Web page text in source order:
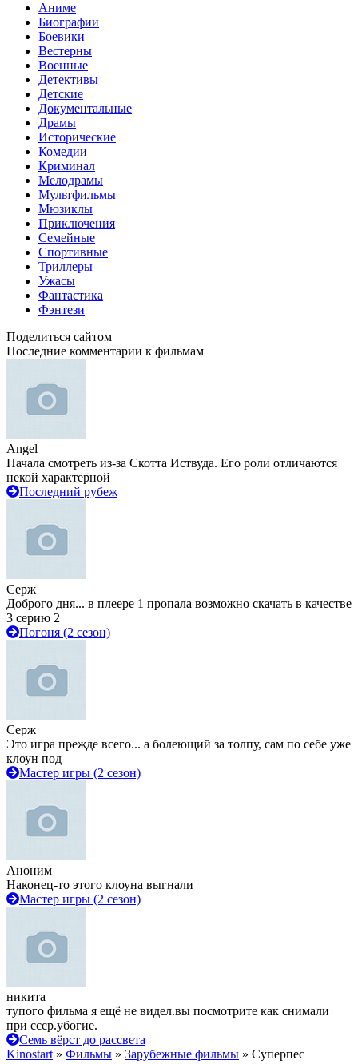
Аниме
Биографии
Боевики
Вестерны
Военные
Детективы
Детские
Документальные
Драмы
Исторические
Комедии
Криминал
Мелодрамы
Мультфильмы
Мюзиклы
Приключения
Семейные
Спортивные
Триллеры
Ужасы
Фантастика
Фэнтези
Поделиться сайтом
Последние комментарии к фильмам
Angel
Начала смотреть из-за Скотта Иствуда. Его роли отличаются
некой характерной
Последний рубеж
Серж
Доброго дня... в плеере 1 пропала возможно скачать в качестве
3 серию 2
Погоня (2 сезон)
Серж
Это игра прежде всего... а болеющий за толпу, сам по себе уже
клоун под
Мастер игры (2 сезон)
Аноним
Наконец-то этого клоуна выгнали
Мастер игры (2 сезон)
никита
тупого фильма я ещё не видел.вы посмотрите как снимали
при ссср.убогие.
Семь вёрст до рассвета
Kinostart » Фильмы » Зарубежные фильмы » Суперпес